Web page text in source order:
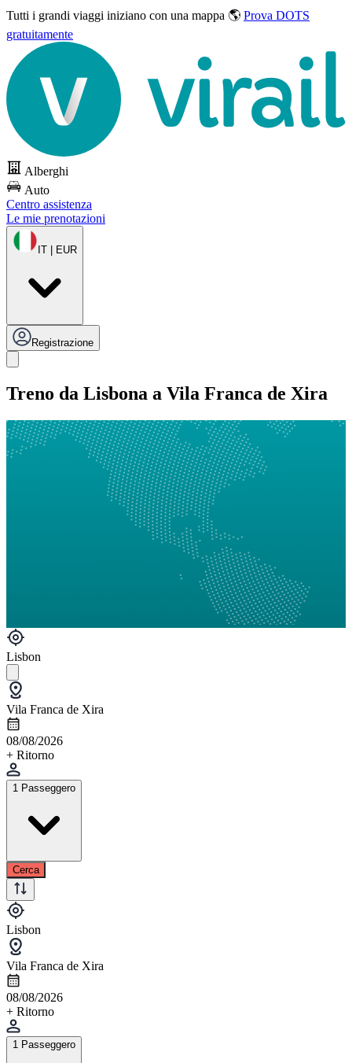
Tutti i grandi viaggi iniziano con una mappa 🌎 Prova DOTS
gratuitamente
Alberghi
Auto
Centro assistenza
Le mie prenotazioni
IT | EUR
Registrazione
Treno da Lisbona a Vila Franca de Xira
Lisbon
Vila Franca de Xira
08/08/2026
+ Ritorno
1 Passeggero
Cerca
Lisbon
Vila Franca de Xira
08/08/2026
+ Ritorno
1 Passeggero